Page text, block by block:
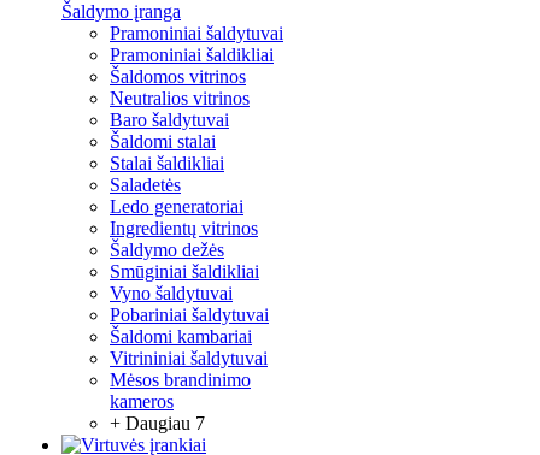
Šaldymo įranga
Pramoniniai šaldytuvai
Pramoniniai šaldikliai
Šaldomos vitrinos
Neutralios vitrinos
Baro šaldytuvai
Šaldomi stalai
Stalai šaldikliai
Saladetės
Ledo generatoriai
Ingredientų vitrinos
Šaldymo dežės
Smūginiai šaldikliai
Vyno šaldytuvai
Pobariniai šaldytuvai
Šaldomi kambariai
Vitrininiai šaldytuvai
Mėsos brandinimo
kameros
+ Daugiau 7